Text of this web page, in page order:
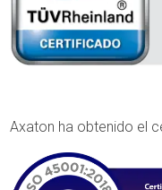
Axaton ha obtenido el